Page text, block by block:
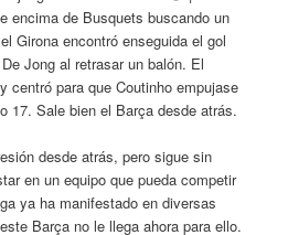
encima de Busquets buscando un
Girona encontró enseguida el gol
Jong al retrasar un balón. El
centró para que Coutinho empujase
17. Sale bien el Barça desde atrás.
desde atrás, pero sigue sin
en un equipo que pueda competir
ya ha manifestado en diversas
Barça no le llega ahora para ello.